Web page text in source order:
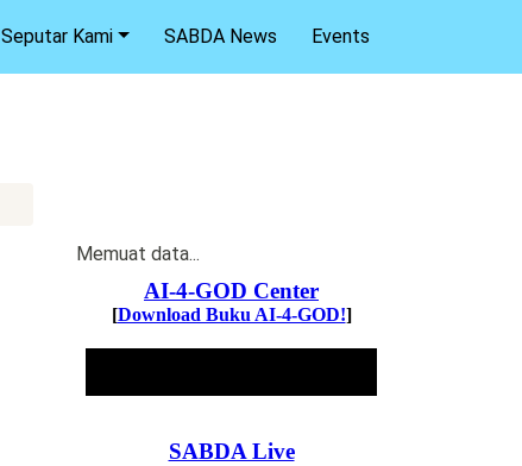
Seputar Kami SABDA News Events
Memuat data...